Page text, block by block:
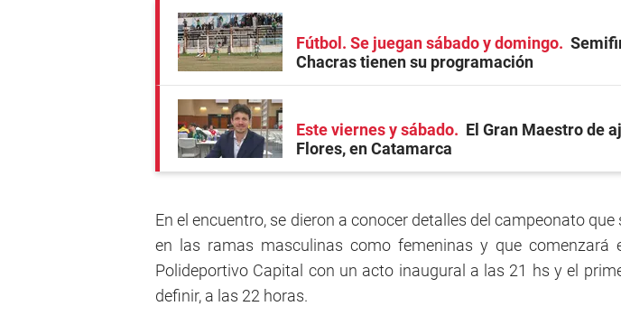
Fútbol. Se juegan sábado y domingo
Chacras tienen su programación
Este viernes y sábado
El Gran Maestro de
Flores, en Catamarca
En el encuentro, se dieron a conocer detalles del campeonato
en las ramas masculinas como femeninas y que comenzará
Polideportivo Capital con un acto inaugural a las 21 hs y el
definir, a las 22 horas.